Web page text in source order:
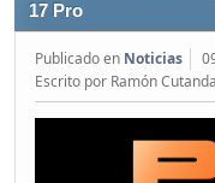
17 Pro
Publicado en Noticias
Escrito por Ramón Cutanda